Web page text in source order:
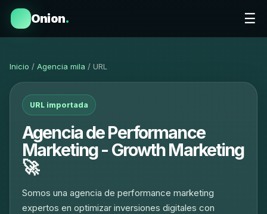
Onion. ☰
Inicio / Agencia mila / URL
URL importada
Agencia de Performance
Marketing - Growth Marketing
🚀
Somos una agencia de performance marketing
expertos en optimizar inversiones digitales con